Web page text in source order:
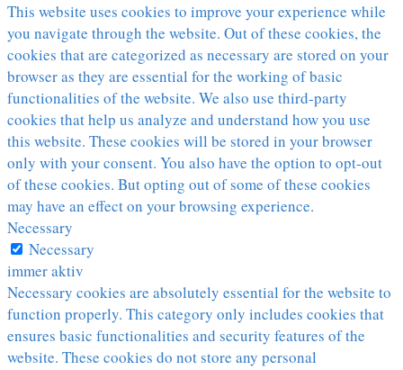
This website uses cookies to improve your experience while
you navigate through the website. Out of these cookies, the
cookies that are categorized as necessary are stored on your
browser as they are essential for the working of basic
functionalities of the website. We also use third-party
cookies that help us analyze and understand how you use
this website. These cookies will be stored in your browser
only with your consent. You also have the option to opt-out
of these cookies. But opting out of some of these cookies
may have an effect on your browsing experience.
Necessary
Necessary
immer aktiv
Necessary cookies are absolutely essential for the website to
function properly. This category only includes cookies that
ensures basic functionalities and security features of the
website. These cookies do not store any personal